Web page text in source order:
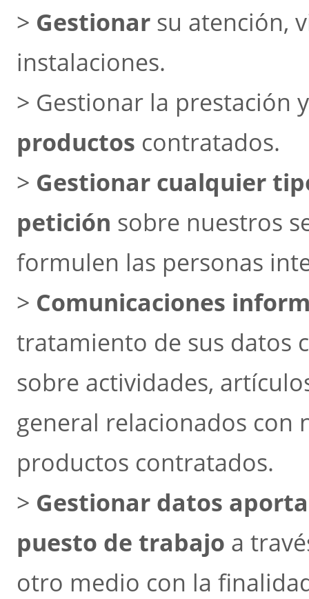
> Gestionar su atención,
instalaciones.
> Gestionar la prestación
productos contratados.
> Gestionar cualquier
petición sobre nuestros
formulen las personas
> Comunicaciones
tratamiento de sus datos
sobre actividades,
general relacionados con
productos contratados.
> Gestionar datos
puesto de trabajo a
otro medio con la